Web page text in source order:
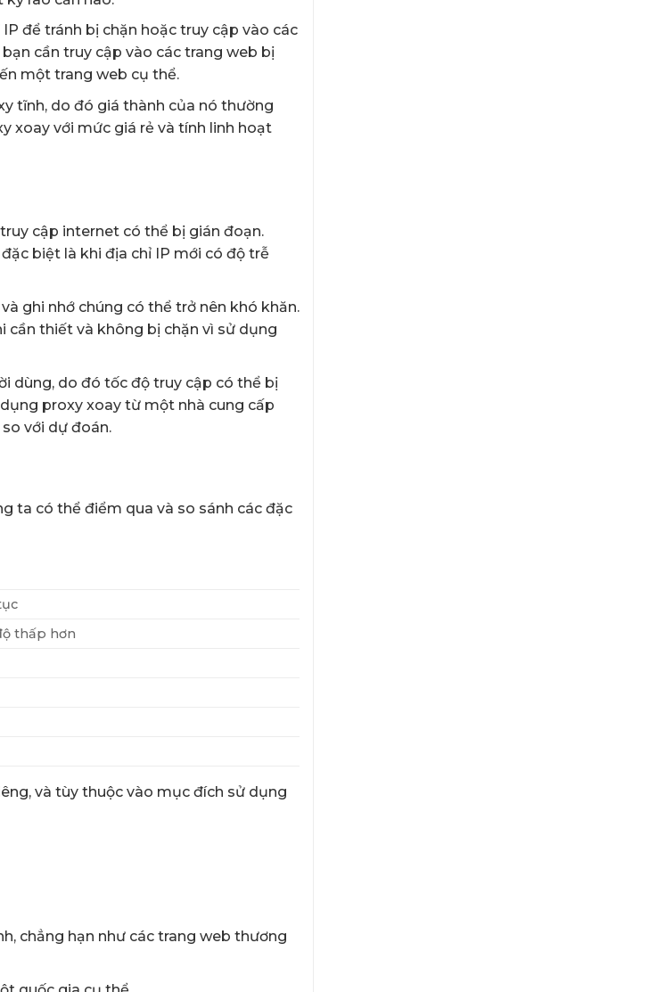
để tránh bị chặn hoặc truy cập vào các
cần truy cập vào các trang web bị
một trang web cụ thể.
tĩnh, do đó giá thành của nó thường
xoay với mức giá rẻ và tính linh hoạt
cập internet có thể bị gián đoạn.
biệt là khi địa chỉ IP mới có độ trễ
ghi nhớ chúng có thể trở nên khó khăn.
cần thiết và không bị chặn vì sử dụng
dùng, do đó tốc độ truy cập có thể bị
proxy xoay từ một nhà cung cấp
với dự đoán.
ta có thể điểm qua và so sánh các đặc
thấp hơn
và tùy thuộc vào mục đích sử dụng
chẳng hạn như các trang web thương